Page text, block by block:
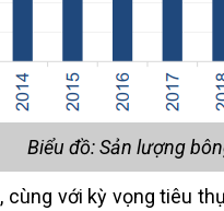
Biểu đồ: Sản lượng
cùng với kỳ vọng tiêu